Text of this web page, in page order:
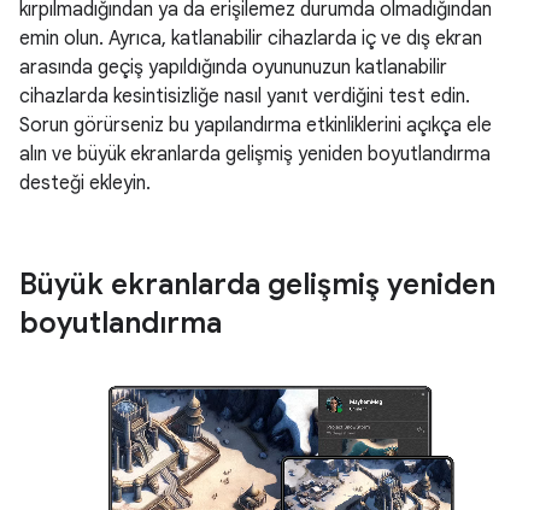
kırpılmadığından ya da erişilemez durumda olmadığından
emin olun. Ayrıca, katlanabilir cihazlarda iç ve dış ekran
arasında geçiş yapıldığında oyununuzun katlanabilir
cihazlarda kesintisizliğe nasıl yanıt verdiğini test edin.
Sorun görürseniz bu yapılandırma etkinliklerini açıkça ele
alın ve büyük ekranlarda gelişmiş yeniden boyutlandırma
desteği ekleyin.
Büyük ekranlarda gelişmiş yeniden
boyutlandırma